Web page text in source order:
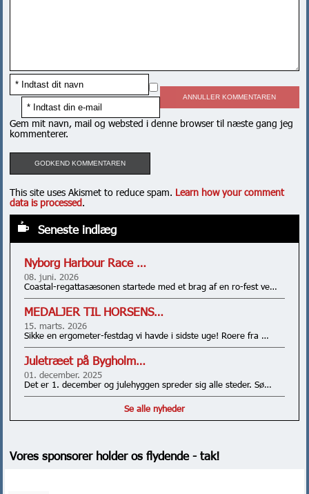
ANNULLER KOMMENTAREN
Gem mit navn, mail og websted i denne browser til næste gang jeg
kommenterer.
This site uses Akismet to reduce spam. Learn how your comment
data is processed.
Seneste indlæg
Nyborg Harbour Race …
08. juni. 2026
Coastal-regattasæsonen startede med et brag af en ro-fest ve…
MEDALJER TIL HORSENS…
15. marts. 2026
Sikke en ergometer-festdag vi havde i sidste uge! Roere fra …
Juletræet på Bygholm…
01. december. 2025
Det er 1. december og julehyggen spreder sig alle steder. Sø…
Se alle nyheder
Vores sponsorer holder os flydende - tak!